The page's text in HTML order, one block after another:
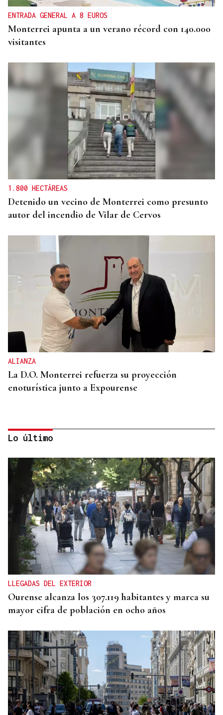
ENTRADA GENERAL A 8 EUROS
Monterrei apunta a un verano récord con 140.000
visitantes
1.800 HECTÁREAS
Detenido un vecino de Monterrei como presunto
autor del incendio de Vilar de Cervos
ALIANZA
La D.O. Monterrei refuerza su proyección
enoturística junto a Expourense
MERCADO DE INTERÉS
La D.O. Monterrei luce 45 vinos en Santander
Lo último
LLEGADAS DEL EXTERIOR
Ourense alcanza los 307.119 habitantes y marca su
mayor cifra de población en ocho años